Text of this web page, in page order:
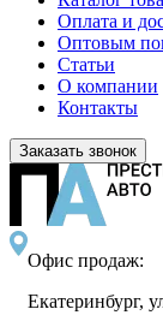
Оплата и
Оптовым
Статьи
О компании
Контакты
Заказать звонок
Офис продаж:
Екатеринбург,